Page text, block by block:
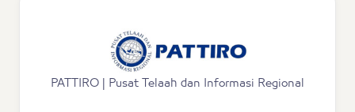
PATTIRO | Pusat Telaah dan Informasi Regional